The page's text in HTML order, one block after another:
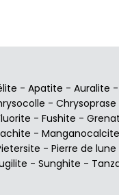
- Apatite - Auralite -
- Chrysoprase
- Fushite - Grenat
- Manganocalcite
- Pierre de lune
- Sunghite -